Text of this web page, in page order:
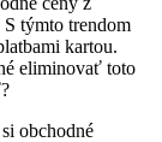
týmto trendom
kartou.
eliminovať toto
obchodné